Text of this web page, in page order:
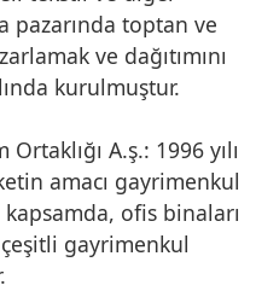
pazarında toptan ve
ve dağıtımını
kurulmuştur.
A.ş.: 1996 yılı
amacı gayrimenkul
ofis binaları
gayrimenkul